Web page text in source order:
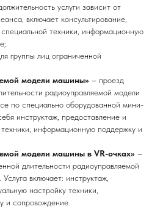
услуги зависит от
включает консультирование,
техники, информационную
группы лиц ограниченной
модели машины» – проезд
радиоуправляемой модели
по специально оборудованной мини-
инструктаж, предоставление и
информационную поддержку и
модели машины в VR-очках» –
длительности радиоуправляемой
включает: инструктаж,
настройку техники,
и сопровождение.